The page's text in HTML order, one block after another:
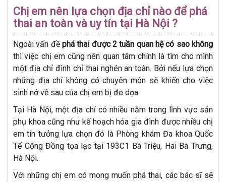
Chị em nên lựa chọn địa chỉ nào để phá
thai an toàn và uy tín tại Hà Nội ?
Ngoài vấn đề phá thai được 2 tuần quan hệ có sao không
thì việc chị em cũng nên quan tâm chính là tìm cho mình
một địa chỉ đình chỉ thai nghén an toàn. Bởi nếu lựa chọn
những địa chỉ không có chuyên môn sẽ khiến cho việc
sinh nở về sau của chị em bị đe dọa.
Tại Hà Nội, một địa chỉ có nhiều năm trong lĩnh vực sản
phụ khoa cũng như kế hoạch hóa gia đình được nhiều chị
em tin tưởng lựa chọn đó là Phòng khám Đa khoa Quốc
Tế Cộng Đồng tọa lạc tại 193C1 Bà Triệu, Hai Bà Trưng,
Hà Nội.
Với những chị em có mong muốn phá thai, các bác sĩ sẽ